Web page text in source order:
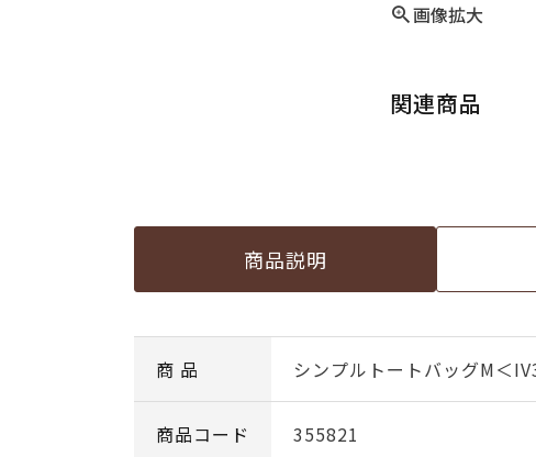
画像拡大
関連商品
商品説明
商 品 シンプルトートバッグM＜
商品コード 355821